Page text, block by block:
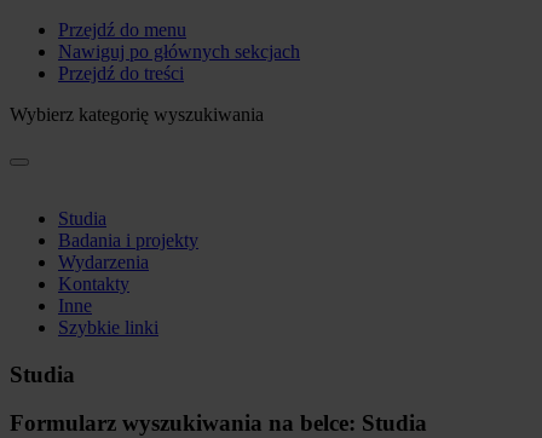
Przejdź do menu
Nawiguj po głównych sekcjach
Przejdź do treści
Wybierz kategorię wyszukiwania
Studia
Badania i projekty
Wydarzenia
Kontakty
Inne
Szybkie linki
Studia
Formularz wyszukiwania na belce: Studia